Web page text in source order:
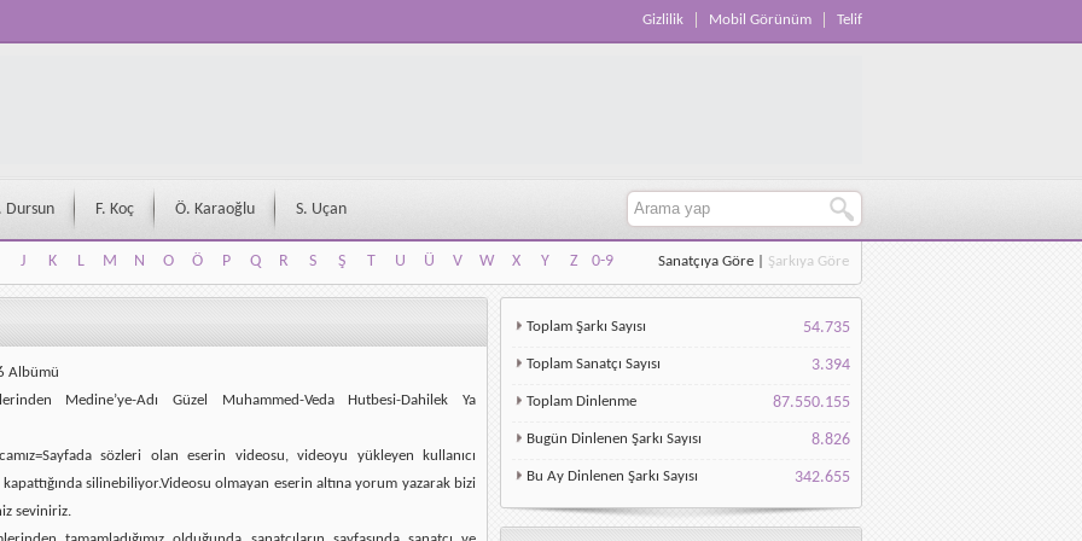
Gizlilik Mobil Görünüm Telif
Dursun F. Koç Ö. Karaoğlu S. Uçan
J K L M N O Ö P Q R S Ş T U Ü V W X Y Z
0-9
J
K L M N O Ö P Q R S Ş T U Ü V W X Y Z 0-9
Sanatçıya Göre Şarkıya Göre
Albümü
Medine’ye-Adı Güzel Muhammed-Veda Hutbesi-Dahilek Ya
sözleri olan eserin videosu, videoyu yükleyen kullanıcı
kapattığında silinebiliyor.Videosu olmayan eserin altına yorum yazarak bizi
seviniriz.
Toplam Şarkı Sayısı 54.735
Toplam Sanatçı Sayısı 3.394
Toplam Dinlenme 87.550.155
Bugün Dinlenen Şarkı Sayısı 8.826
Bu Ay Dinlenen Şarkı Sayısı 342.655